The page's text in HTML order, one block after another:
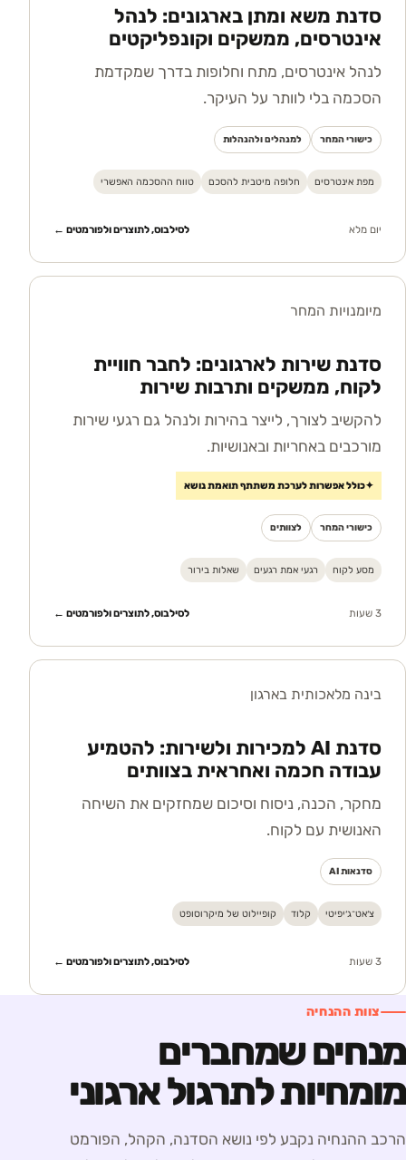
סדנת משא ומתן בארגונים: לנהל
אינטרסים, ממשקים וקונפליקטים
לנהל אינטרסים, מתח וחלופות בדרך שמקדמת
הסכמה בלי לוותר על העיקר.
כישורי המחר למנהלים ולהנהלות
מפת אינטרסים חלופה מיטבית להסכם טווח ההסכמה האפשרי
יום מלא לסילבוס, לתוצרים ולפורמטים ←
מיומנויות המחר
סדנת שירות לארגונים: לחבר חוויית
לקוח, ממשקים ותרבות שירות
להקשיב לצורך, לייצר בהירות ולנהל גם רגעי שירות
מורכבים באחריות ובאנושיות.
✦כולל אפשרות לערכת משתתף תואמת נושא
כישורי המחר לצוותים
מסע לקוח רגעי אמת רגעים שאלות בירור
3 שעות לסילבוס, לתוצרים ולפורמטים ←
בינה מלאכותית בארגון
סדנת AI למכירות ולשירות: להטמיע
עבודה חכמה ואחראית בצוותים
מחקר, הכנה, ניסוח וסיכום שמחזקים את השיחה
האנושית עם לקוח.
סדנאות AI
צ׳אט־ג׳יפיטי קלוד קופיילוט של מיקרוסופט
3 שעות לסילבוס, לתוצרים ולפורמטים ←
צוות ההנחיה
מנחים שמחברים
מומחיות לתרגול ארגוני
הרכב ההנחיה נקבע לפי נושא הסדנה, הקהל, הפורמט